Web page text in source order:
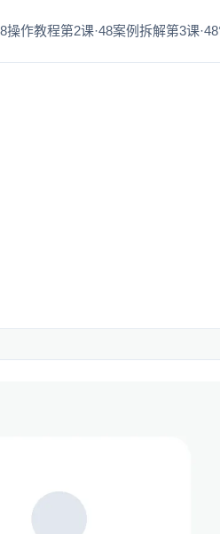
操作教程第2课·48案例拆解第3课·48